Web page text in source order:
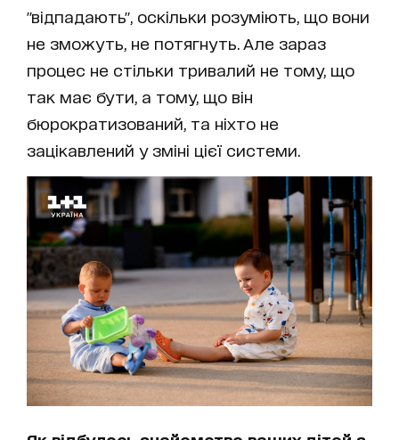
"відпадають", оскільки розуміють, що вони
не зможуть, не потягнуть. Але зараз
процес не стільки тривалий не тому, що
так має бути, а тому, що він
бюрократизований, та ніхто не
зацікавлений у зміні цієї системи.